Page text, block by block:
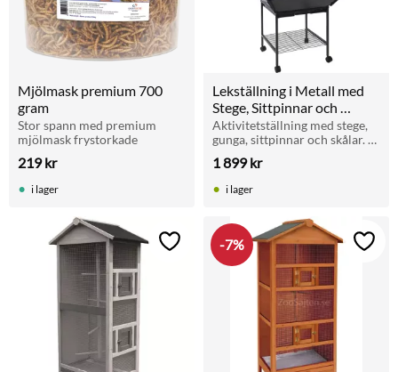
Mjölmask premium 700
gram
Stor spann med premium
mjölmask frystorkade
219kr
i lager
Lekställning i Metall med
Stege, Sittpinnar och
Skålset - 141cm
Aktivitetställning med stege,
gunga, sittpinnar och skålar.
och stimulans inomhus.
1 899kr
i lager
Lägg till i favoriter
7% Lägg